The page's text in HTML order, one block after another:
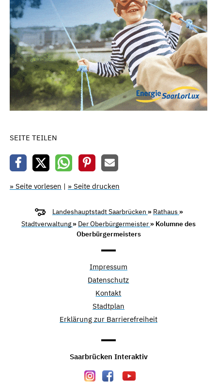
SEITE TEILEN
» Seite vorlesen | » Seite drucken
Landeshauptstadt Saarbrücken » Rathaus »
Stadtverwaltung » Der Oberbürgermeister » Kolumne des
Oberbürgermeisters
Impressum
Datenschutz
Kontakt
Stadtplan
Erklärung zur Barrierefreiheit
Saarbrücken Interaktiv